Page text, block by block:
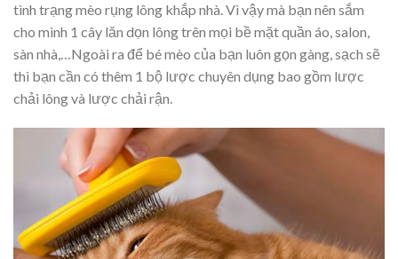
tình trạng mèo rụng lông khắp nhà. Vì vậy mà bạn nên sắm
cho mình 1 cây lăn dọn lông trên mọi bề mặt quần áo, salon,
sàn nhà,…Ngoài ra để bé mèo của bạn luôn gọn gàng, sạch sẽ
thì bạn cần có thêm 1 bộ lược chuyên dụng bao gồm lược
chải lông và lược chải rận.